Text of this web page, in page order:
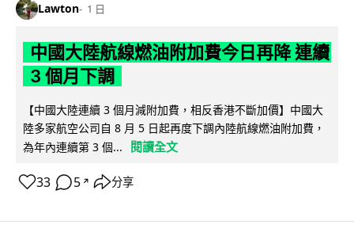
Lawton 1 日
中國大陸航線燃油附加費今日再降 連續
3 個月下調
【中國大陸連續 3 個月減附加費，相反香港不斷加價】中國大
陸多家航空公司自 8 月 5 日起再度下調內陸航線燃油附加費，
為年內連續第 3 個...
閱讀全文
33 5 ↗ 分享